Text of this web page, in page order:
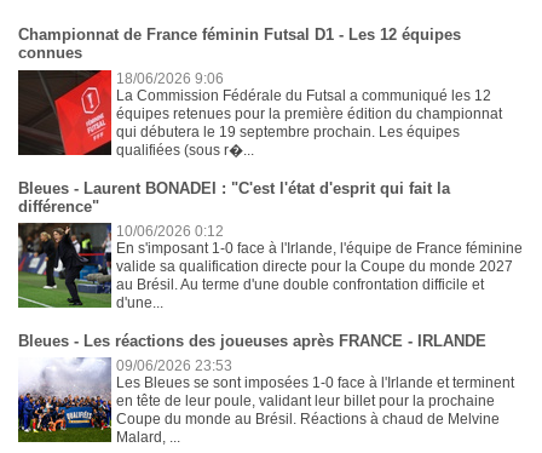
Championnat de France féminin Futsal D1 - Les 12 équipes
connues
18/06/2026 9:06
La Commission Fédérale du Futsal a communiqué les 12
équipes retenues pour la première édition du championnat
qui débutera le 19 septembre prochain. Les équipes
qualifiées (sous r�...
Bleues - Laurent BONADEI : "C'est l'état d'esprit qui fait la
différence"
10/06/2026 0:12
En s'imposant 1-0 face à l'Irlande, l'équipe de France féminine
valide sa qualification directe pour la Coupe du monde 2027
au Brésil. Au terme d'une double confrontation difficile et
d'une...
Bleues - Les réactions des joueuses après FRANCE - IRLANDE
09/06/2026 23:53
Les Bleues se sont imposées 1-0 face à l'Irlande et terminent
en tête de leur poule, validant leur billet pour la prochaine
Coupe du monde au Brésil. Réactions à chaud de Melvine
Malard, ...